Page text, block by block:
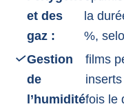
et des
gaz :
la
%,
Gestion
de
l’humidité
films
fois le